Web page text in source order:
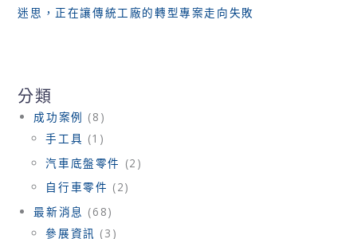
迷思，正在讓傳統工廠的轉型專案走向失敗
分類
成功案例 (8)
手工具 (1)
汽車底盤零件 (2)
自行車零件 (2)
最新消息 (68)
參展資訊 (3)